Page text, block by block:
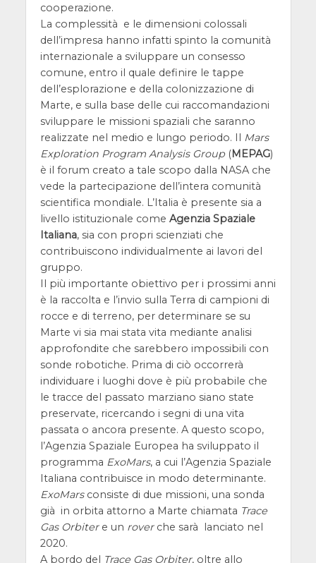
cooperazione.
La complessità e le dimensioni colossali
dell’impresa hanno infatti spinto la comunità
internazionale a sviluppare un consesso
comune, entro il quale definire le tappe
dell’esplorazione e della colonizzazione di
Marte, e sulla base delle cui raccomandazioni
sviluppare le missioni spaziali che saranno
realizzate nel medio e lungo periodo. Il Mars
Exploration Program Analysis Group(MEPAG)
è il forum creato a tale scopo dalla NASA che
vede la partecipazione dell’intera comunità
scientifica mondiale. L’Italia è presente sia a
livello istituzionale come Agenzia Spaziale
Italiana, sia con propri scienziati che
contribuiscono individualmente ai lavori del
gruppo.
Il più importante obiettivo per i prossimi anni
è la raccolta e l’invio sulla Terra di campioni di
rocce e di terreno, per determinare se su
Marte vi sia mai stata vita mediante analisi
approfondite che sarebbero impossibili con
sonde robotiche. Prima di ciò occorrerà
individuare i luoghi dove è più probabile che
le tracce del passato marziano siano state
preservate, ricercando i segni di una vita
passata o ancora presente. A questo scopo,
l’Agenzia Spaziale Europea ha sviluppato il
programma ExoMars, a cui l’Agenzia Spaziale
Italiana contribuisce in modo determinante.
ExoMarsconsiste di due missioni, una sonda
già in orbita attorno a Marte chiamata Trace
Gas Orbitere un roverche sarà lanciato nel
2020.
A bordo del Trace Gas Orbiter, oltre allo